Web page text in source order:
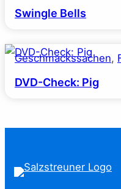
Swingle Bells
Geschmackssachen,
DVD-Check: Pig